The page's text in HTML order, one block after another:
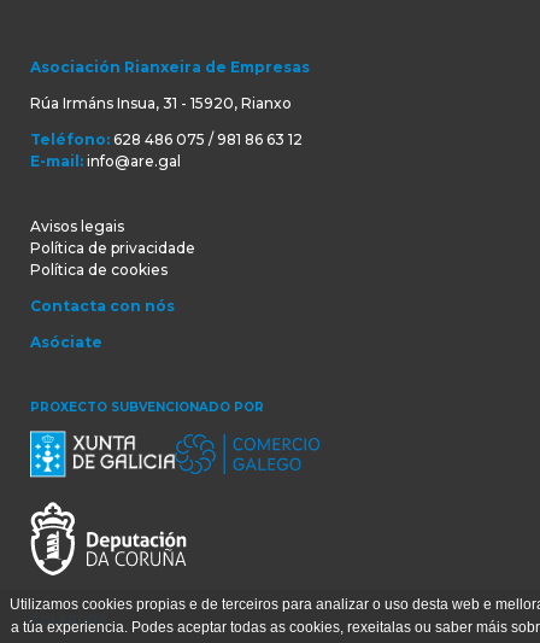
Utilizamos cookies propias e de terceiros para analizar o uso desta web e
a túa experiencia. Podes aceptar todas as cookies, rexeitalas ou saber máis
Asociación Rianxeira de Empresas
Rúa Irmáns Insua, 31 - 15920, Rianxo
Teléfono: 628 486 075 / 981 86 63 12
E-mail: info@are.gal
Avisos legais
Política de privacidade
Política de cookies
Contacta con nós
Asóciate
PROXECTO SUBVENCIONADO POR
COLABORA